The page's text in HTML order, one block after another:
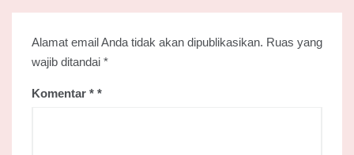
Alamat email Anda tidak akan dipublikasikan. Ruas yang
wajib ditandai *
Komentar *